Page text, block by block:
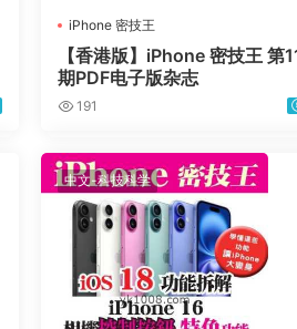
iPhone 密技王
【香港版】iPhone 密技王 第
期PDF电子版杂志
191
中文-科技科学